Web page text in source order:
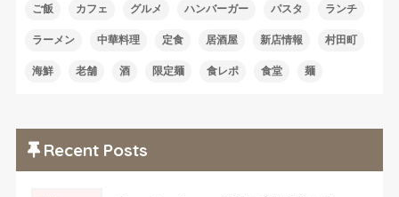
ご飯 カフェ グルメ ハンバーガー パスタ ランチ
ラーメン 中華料理 定食 居酒屋 新店情報 村田町
海鮮 老舗 酒 限定麺 食レポ 食堂 麺
Recent Posts